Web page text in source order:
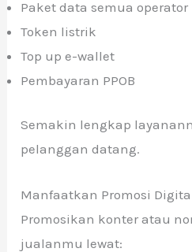
Paket data semua operator
Token listrik
Top up e-wallet
Pembayaran PPOB
Semakin lengkap
pelanggan datang.
Manfaatkan Promosi
Promosikan konter atau
jualanmu lewat: